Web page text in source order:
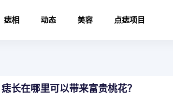
痣相 动态 美容 点痣项目
长在哪里可以带来富贵桃花？